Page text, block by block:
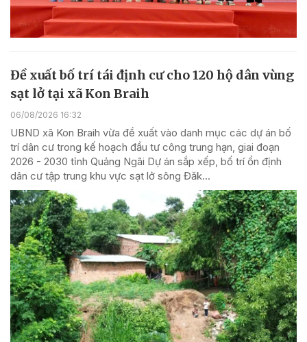
Đề xuất bố trí tái định cư cho 120 hộ dân vùng
sạt lở tại xã Kon Braih
06/08/2026 16:32
UBND xã Kon Braih vừa đề xuất vào danh mục các dự án bố
trí dân cư trong kế hoạch đầu tư công trung hạn, giai đoạn
2026 - 2030 tỉnh Quảng Ngãi Dự án sắp xếp, bố trí ổn định
dân cư tập trung khu vực sạt lở sông Đăk...